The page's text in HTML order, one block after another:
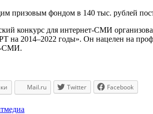
призовым фондом в 140 тыс. рублей
конкурс для интернет-СМИ
на 2014–2022 годы». Он нацелен на
СМИ.
Mail.ru Twitter Facebook